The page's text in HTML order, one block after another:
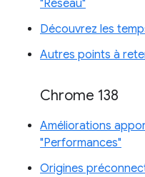
"Réseau"
Découvrez les
Autres points à
Chrome 138
Améliorations
"Performances"
Origines